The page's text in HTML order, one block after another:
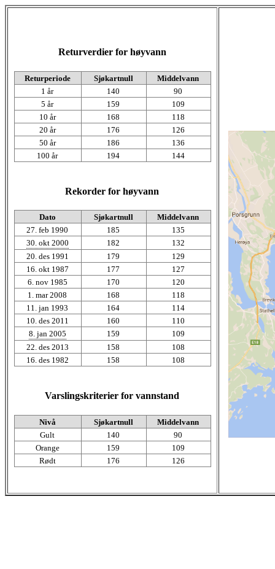
Returverdier for høyvann
Returperiode Sjøkartnull
Middelvann
1 år
140
90
5 år
159
109
10 år
168
118
20 år
176
126
50 år
186
136
100 år
194 144
Rekorder for høyvann
Dato Sjøkartnull
Middelvann
27. feb 1990
185
135
30. okt 2000
182
132
20. des 1991
179
129
16. okt 1987
177
127
6. nov 1985
170
120
1. mar 2008
168
118
11. jan 1993
164
114
10. des 2011
160
110
8. jan 2005
159
109
22. des 2013
158
108
16. des 1982
158 108
Varslingskriterier for vannstand
Nivå Sjøkartnull
Middelvann
Gult
140
90
Orange
159
109
Rødt
176 126